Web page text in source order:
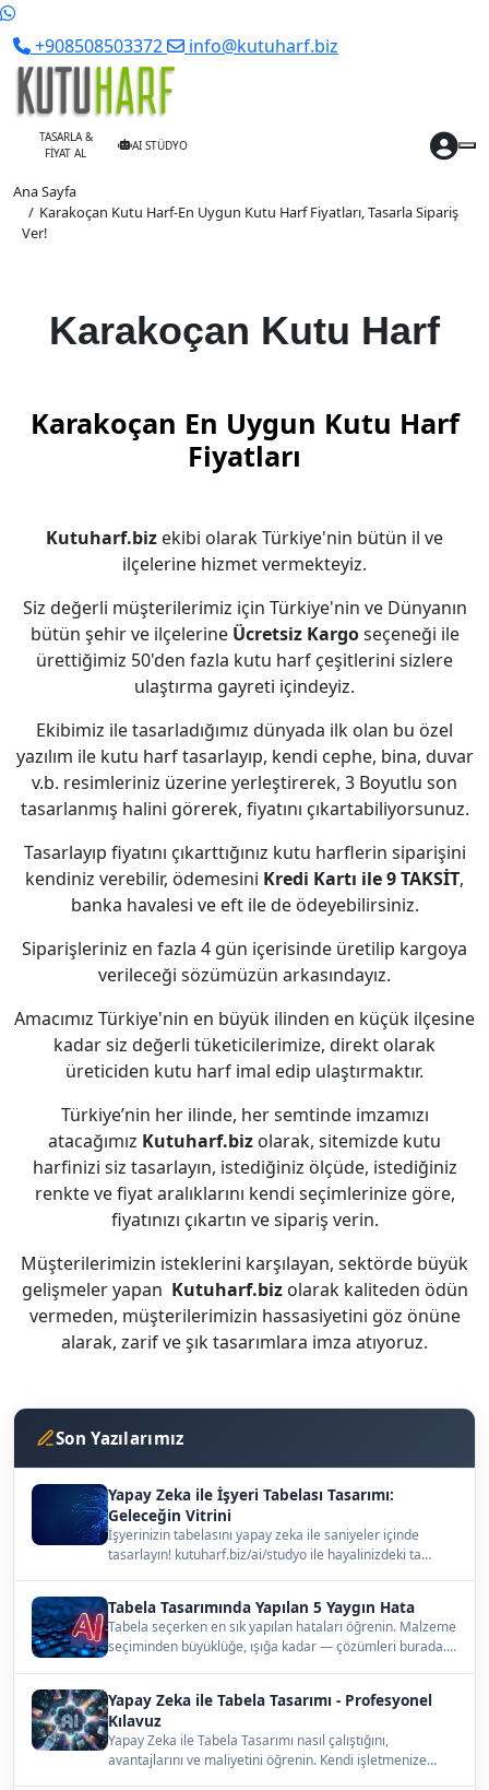
+908508503372 info@kutuharf.biz
TASARLA &
FİYAT AL
AI STÜDYO
Ana Sayfa
Karakoçan Kutu Harf-En Uygun Kutu Harf Fiyatları, Tasarla Sipariş
Ver!
Karakoçan Kutu Harf
Karakoçan En Uygun Kutu Harf
Fiyatları
Kutuharf.biz ekibi olarak Türkiye'nin bütün il ve
ilçelerine hizmet vermekteyiz.
Siz değerli müşterilerimiz için Türkiye'nin ve Dünyanın
bütün şehir ve ilçelerine Ücretsiz Kargoseçeneği ile
ürettiğimiz 50'den fazla kutu harf çeşitlerini sizlere
ulaştırma gayreti içindeyiz.
Ekibimiz ile tasarladığımız dünyada ilk olan bu özel
yazılım ile kutu harf tasarlayıp, kendi cephe, bina, duvar
v.b. resimleriniz üzerine yerleştirerek, 3 Boyutlu son
tasarlanmış halini görerek, fiyatını çıkartabiliyorsunuz.
Tasarlayıp fiyatını çıkarttığınız kutu harflerin siparişini
kendiniz verebilir, ödemesini Kredi Kartı ile 9 TAKSİT,
banka havalesi ve eft ile de ödeyebilirsiniz.
Siparişleriniz en fazla 4 gün içerisinde üretilip kargoya
verileceği sözümüzün arkasındayız.
Amacımız Türkiye'nin en büyük ilinden en küçük ilçesine
kadar siz değerli tüketicilerimize, direkt olarak
üreticiden kutu harf imal edip ulaştırmaktır.
Türkiye’nin her ilinde, her semtinde imzamızı
atacağımız Kutuharf.biz olarak, sitemizde kutu
harfinizi siz tasarlayın, istediğiniz ölçüde, istediğiniz
renkte ve fiyat aralıklarını kendi seçimlerinize göre,
fiyatınızı çıkartın ve sipariş verin.
Müşterilerimizin isteklerini karşılayan, sektörde büyük
gelişmeler yapan Kutuharf.bizolarak kaliteden ödün
vermeden, müşterilerimizin hassasiyetini göz önüne
alarak, zarif ve şık tasarımlara imza atıyoruz.
Son Yazılarımız
Yapay Zeka ile İşyeri Tabelası Tasarımı:
Geleceğin Vitrini
İşyerinizin tabelasını yapay zeka ile saniyeler içinde
tasarlayın! kutuharf.biz/ai/studyo ile hayalinizdeki ta…
Tabela Tasarımında Yapılan 5 Yaygın Hata
Tabela seçerken en sık yapılan hataları öğrenin. Malzeme
seçiminden büyüklüğe, ışığa kadar — çözümleri burada.…
Yapay Zeka ile Tabela Tasarımı - Profesyonel
Kılavuz
Yapay Zeka ile Tabela Tasarımı nasıl çalıştığını,
avantajlarını ve maliyetini öğrenin. Kendi işletmenize